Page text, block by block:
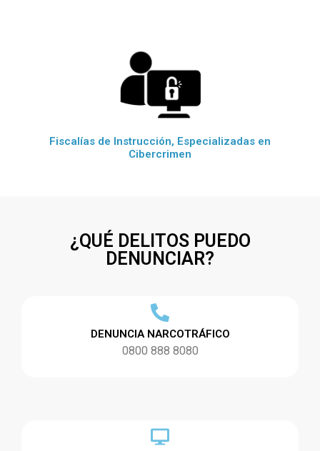
Fiscalías de Instrucción, Especializadas en
Cibercrimen
¿QUÉ DELITOS PUEDO
DENUNCIAR?
DENUNCIA NARCOTRÁFICO
0800 888 8080